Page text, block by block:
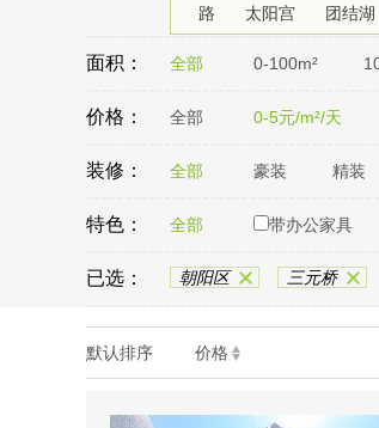
路
太阳宫 团结湖
面积： 全部 0-100m²
价格： 全部 0-5元/m²/天
装修： 全部 豪装 精装
特色： 全部 带办公家具
已选： 朝阳区 三元桥
默认排序 价格